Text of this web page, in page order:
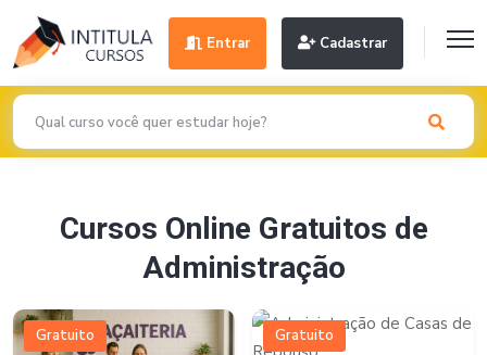
Entrar Cadastrar
Cursos Online Gratuitos de
Administração
Gratuito Gratuito